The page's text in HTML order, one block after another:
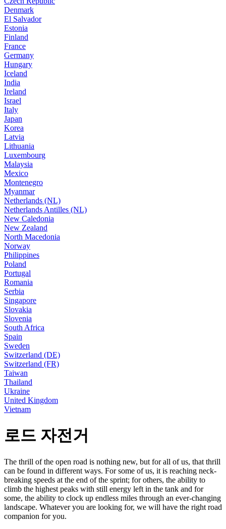
Denmark
El Salvador
Estonia
Finland
France
Germany
Hungary
Iceland
India
Ireland
Israel
Italy
Japan
Korea
Latvia
Lithuania
Luxembourg
Malaysia
Mexico
Montenegro
Myanmar
Netherlands (NL)
Netherlands Antilles (NL)
New Caledonia
New Zealand
North Macedonia
Norway
Philippines
Poland
Portugal
Romania
Serbia
Singapore
Slovakia
Slovenia
South Africa
Spain
Sweden
Switzerland (DE)
Switzerland (FR)
Taiwan
Thailand
Ukraine
United Kingdom
Vietnam
로드 자전거
The thrill of the open road is nothing new, but for all of us, that thrill
can be found in different ways. For some of us, it is reaching neck-
breaking speeds at the end of the sprint; for others, the ability to
climb the highest peaks with still energy left in the tank and for
some, the ability to clock up endless miles through an ever-changing
landscape. Whatever you are looking for, we will have the right road
companion for you.